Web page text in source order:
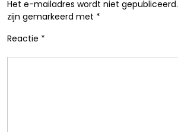
Het e-mailadres wordt niet gepubliceerd.
zijn gemarkeerd met *
Reactie *